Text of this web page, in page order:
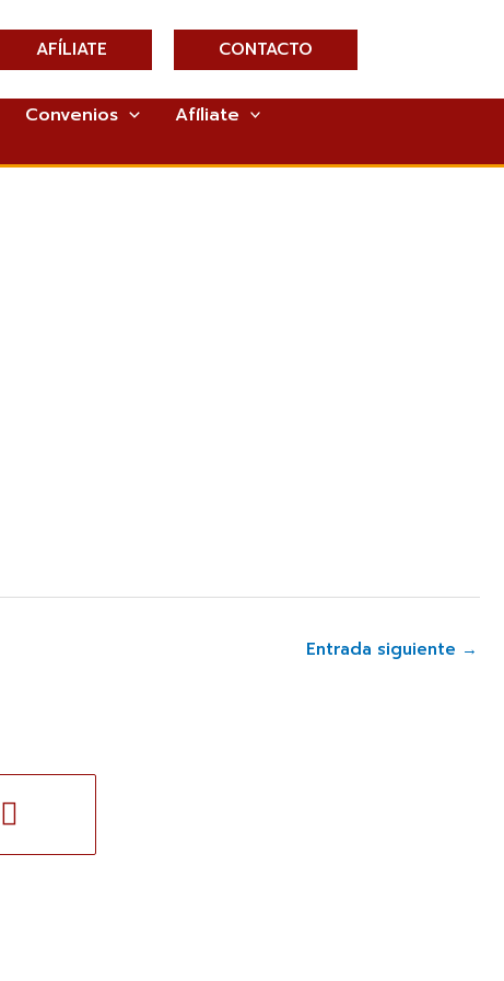
AFÍLIATE CONTACTO
Convenios
Afíliate
Entrada siguiente →